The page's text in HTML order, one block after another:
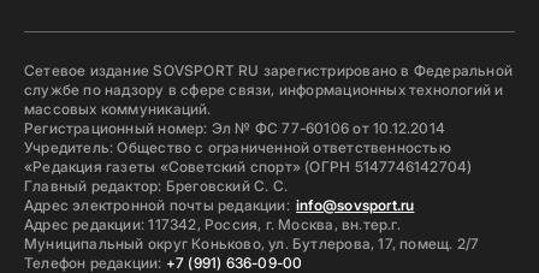
Сетевое издание SOVSPORT RU зарегистрировано в Федеральной
службе по надзору в сфере связи, информационных технологий и
массовых коммуникаций.
Регистрационный номер: Эл № ФС 77-60106 от 10.12.2014
Учредитель: Общество с ограниченной ответственностью
«Редакция газеты «Советский спорт» (ОГРН 5147746142704)
Главный редактор: Бреговский С. С.
Адрес электронной почты редакции: info@sovsport.ru
Адрес редакции: 117342, Россия, г. Москва, вн.тер.г.
Муниципальный округ Коньково, ул. Бутлерова, 17, помещ. 2/7
Телефон редакции: +7 (991) 636-09-00